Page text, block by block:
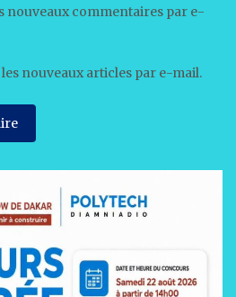
nouveaux commentaires par e-
nouveaux articles par e-mail.